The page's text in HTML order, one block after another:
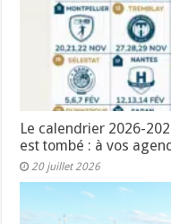
Le calendrier 2026-
est tombé : à vos
20 juillet 2026